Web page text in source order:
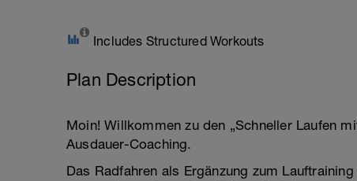
Includes Structured Workouts
Plan Description
Moin! Willkommen zu den „Schneller Laufen
Ausdauer-Coaching.
Das Radfahren als Ergänzung zum